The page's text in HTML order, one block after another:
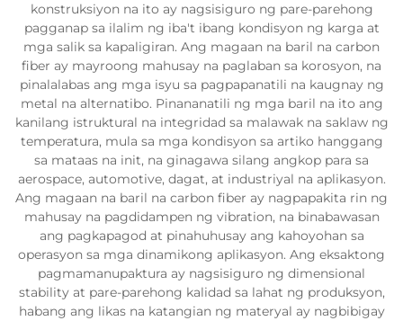
konstruksiyon na ito ay nagsisiguro ng pare-parehong
pagganap sa ilalim ng iba't ibang kondisyon ng karga at
mga salik sa kapaligiran. Ang magaan na baril na carbon
fiber ay mayroong mahusay na paglaban sa korosyon, na
pinalalabas ang mga isyu sa pagpapanatili na kaugnay ng
metal na alternatibo. Pinananatili ng mga baril na ito ang
kanilang istruktural na integridad sa malawak na saklaw ng
temperatura, mula sa mga kondisyon sa artiko hanggang
sa mataas na init, na ginagawa silang angkop para sa
aerospace, automotive, dagat, at industriyal na aplikasyon.
Ang magaan na baril na carbon fiber ay nagpapakita rin ng
mahusay na pagdidampen ng vibration, na binabawasan
ang pagkapagod at pinahuhusay ang kahoyohan sa
operasyon sa mga dinamikong aplikasyon. Ang eksaktong
pagmamanupaktura ay nagsisiguro ng dimensional
stability at pare-parehong kalidad sa lahat ng produksyon,
habang ang likas na katangian ng materyal ay nagbibigay